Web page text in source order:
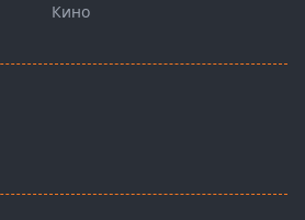
Кино